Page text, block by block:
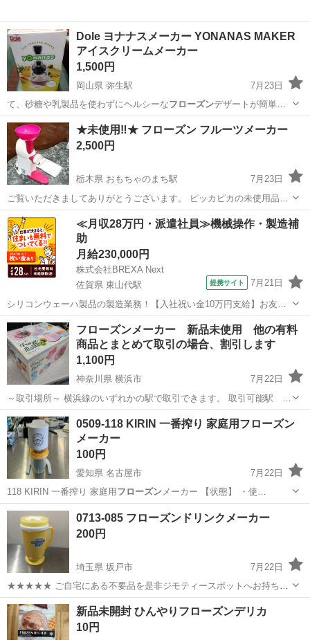
Dole ヨナナスメーカー YONANAS MAKER
アイスクリームメーカー
1,500円
岡山県 弥生駅
7月23日
て、砂糖や乳製品を使わずにヘルシーなフローズンデザートが簡単に
作れます。箱に入った…
岡山 倉敷市 弥生駅 キッチン家電
★未使用‼★ フローズン フルーツメーカー
2,500円
栃木県 おもちゃのまち駅
7月23日
ご覧いただきましてありがとうございます。 ピッカピカの未使用品で
す‼✨ 夏はもちろんのこと、冬もお風呂上りやこたつでくつろぎなが
ら・・・冷たいデザートが意外とおいしいですね(^_-)-☆
栃木 下都賀郡 おもちゃのまち駅 キッチン家電
フローズン
≪月収28万円・派遣社員≫機械操作・製造補
助
月給230,000円
株式会社BREXA Next
佐賀県 東山代駅
提携サイト 7月21日
シリコンウェーハ製品の製造業務！【入社祝い金10万円支給】お友達
やカップルとの応募OK◎年間休日129日＆休出なしでプライベート充
実♪業務はクリーンルームで快適作業◎自社正社員登用制度あり★1食
300円～の格安食堂あり！《佐...
佐賀 伊万里市 東山代駅
フローズンメーカー 新品未使用 他の有料
商品とまとめて取引の場合、割引します
1,100円
神奈川県 横浜市
7月22日
～取引場所～ 横浜線のいずれかの駅で取引できます。 取引可能駅
東神奈川駅 大口駅 菊名駅 新横浜駅 小机駅 鴨居駅 中山駅
十日市場駅 長津田駅 成瀬駅 町田駅 古淵駅 淵野辺駅 矢部
駅 相模原駅 橋本駅 相原駅 ...
神奈川 横浜市 フローズン
0509-118 KIRIN 一番搾り 家庭用フローズン
メーカー
100円
愛知県 名古屋市
7月22日
118 KIRIN 一番搾り 家庭用 フローズン メーカー 【状態】 ・使…
愛知 名古屋市 リユース
0713-085 フローズンドリンクメーカー
200円
埼玉県 坂戸市
7月22日
★★★★★ ご自宅にある不要品を是非ジモティースポットへお持ち込
みしませんか？ 家電、趣味・スポーツ・レジャー用品、こども用品、
衣料服飾品、生活雑貨、家具、本、CD・DVDなどが無料でまとめて持
ち込めます！ ※詳細はこ...
埼玉 坂戸市 調理器具 スポット
新品未開封 ひんやりフローズンデリカ
10円